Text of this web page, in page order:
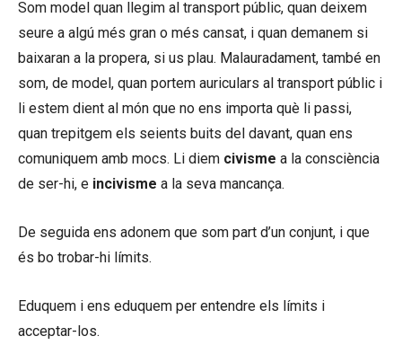
Som model quan llegim al transport públic, quan deixem
seure a algú més gran o més cansat, i quan demanem si
baixaran a la propera, si us plau. Malauradament, també en
som, de model, quan portem auriculars al transport públic i
li estem dient al món que no ens importa què li passi,
quan trepitgem els seients buits del davant, quan ens
comuniquem amb mocs. Li diem civisme a la consciència
de ser-hi, e incivisme a la seva mancança.
De seguida ens adonem que som part d’un conjunt, i que
és bo trobar-hi límits.
Eduquem i ens eduquem per entendre els límits i
acceptar-los.